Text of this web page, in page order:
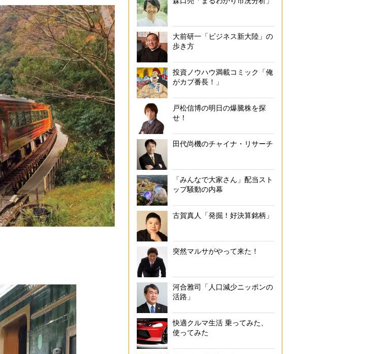
大前研一「ビジネス新大陸」の
歩き方
投資ノウハウ満載コミック「俺
がカブ番長！」
戸松信博の明日の爆騰株を探
せ！
田代尚機のチャイナ・リサーチ
「みんなで大家さん」配当スト
ップ騒動の内幕
古賀真人「発掘！好決算銘柄」
突然マルサがやって来た！
河合雅司「人口減少ニッポンの
活路」
快適クルマ生活 乗ってみた、
使ってみた